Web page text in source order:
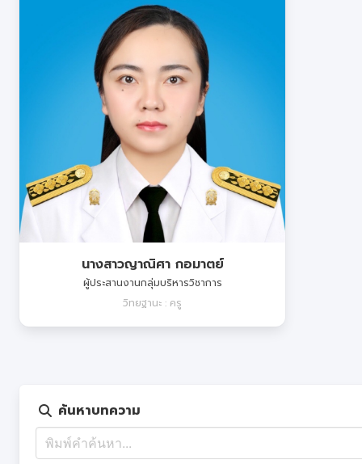
นางสาวญาณิศา กอมาตย์
ผู้ประสานงานกลุ่มบริหารวิชาการ
วิทยฐานะ : ครู
ค้นหาบทความ